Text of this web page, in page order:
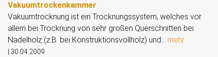
Vakuumtrockenkammer
Vakuumtrocknung ist ein Trocknungssystem, welches vor
allem bei Trocknung von sehr großen Querschnitten bei
Nadelholz (z.B. bei Konstruktionsvollholz) und... mehr
30.04.2009